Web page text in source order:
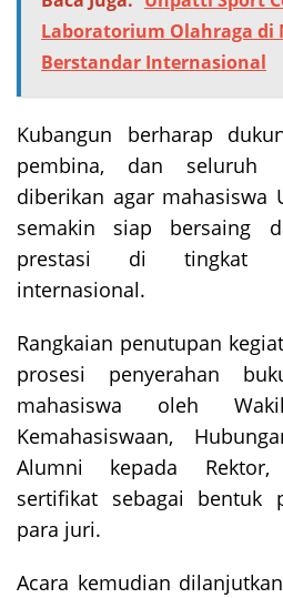
Laboratorium Olahraga di
Berstandar Internasional
Kubangun berharap
pembina, dan seluruh
diberikan agar mahasiswa
semakin siap bersaing
prestasi di tingkat
internasional.
Rangkaian penutupan
prosesi penyerahan
mahasiswa oleh
Kemahasiswaan,
Alumni kepada
sertifikat sebagai bentuk
para juri.
Acara kemudian